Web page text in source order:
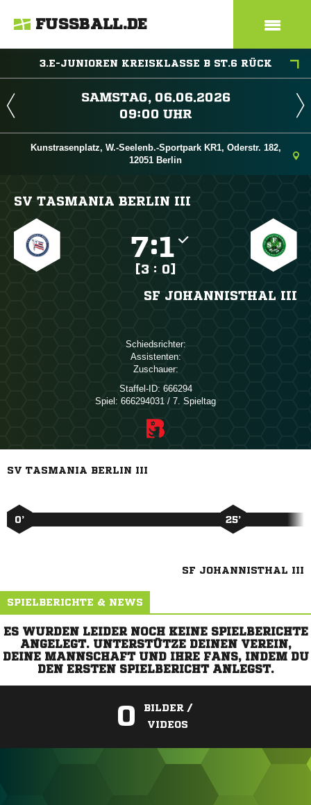
FUSSBALL.DE
3.E-JUNIOREN KREISKLASSE B ST.6 RÜCK
 
 
Kunstrasenplatz, W.-Seelenb.-Sportpark KR1, Oderstr. 182,
12051 Berlin
SV TASMANIA BERLIN III
:
[3 : 0]
SF JOHANNISTHAL III
Schiedsrichter:
Assistenten:
Zuschauer:
Staffel-ID: 666294
Spiel: 666294031 / 7. Spieltag
SV TASMANIA BERLIN III
0’ 25’
SF JOHANNISTHAL III
SPIELBERICHTE & NEWS
ES WURDEN LEIDER NOCH KEINE SPIELBERICHTE
ANGELEGT. UNTERSTÜTZE DEINEN VEREIN,
DEINE MANNSCHAFT UND IHRE FANS, INDEM DU
DEN ERSTEN SPIELBERICHT ANLEGST.
0
BILDER /
VIDEOS